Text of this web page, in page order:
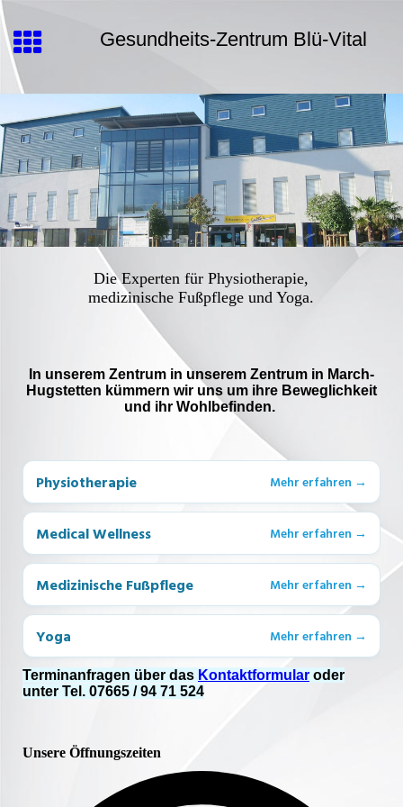
Gesundheits-Zentrum Blü-Vital
Die Experten für Physiotherapie,
medizinische Fußpflege und Yoga.
In unserem Zentrum in unserem Zentrum in March-
Hugstetten kümmern wir uns um ihre Beweglichkeit
und ihr Wohlbefinden.
Terminanfragen über das Kontaktformular oder
unter Tel. 07665 / 94 71 524
Unsere Öffnungszeiten